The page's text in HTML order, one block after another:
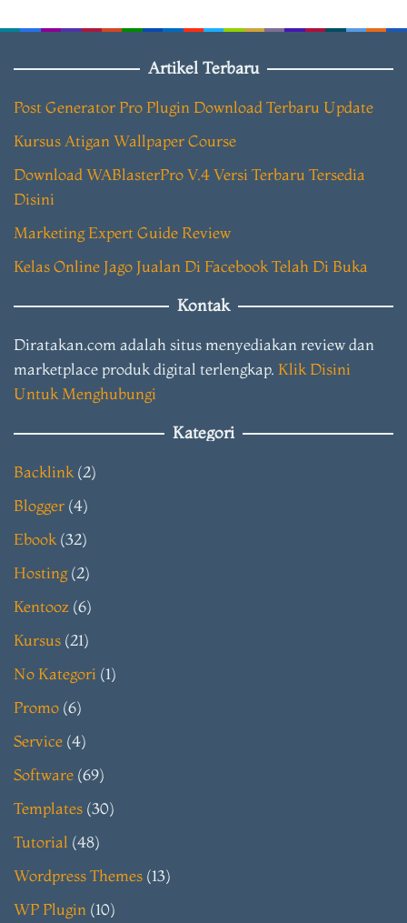
Artikel Terbaru
Post Generator Pro Plugin Download Terbaru Update
Kursus Atigan Wallpaper Course
Download WABlasterPro V.4 Versi Terbaru Tersedia
Disini
Marketing Expert Guide Review
Kelas Online Jago Jualan Di Facebook Telah Di Buka
Kontak
Diratakan.com adalah situs menyediakan review dan
marketplace produk digital terlengkap. Klik Disini
Untuk Menghubungi
Kategori
Backlink (2)
Blogger (4)
Ebook (32)
Hosting(2)
Kentooz (6)
Kursus (21)
No Kategori (1)
Promo (6)
Service (4)
Software (69)
Templates (30)
Tutorial (48)
Wordpress Themes (13)
WP Plugin (10)